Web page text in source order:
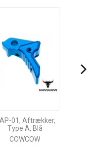
01, Aftrækker,
Type A, Blå
COWCOW